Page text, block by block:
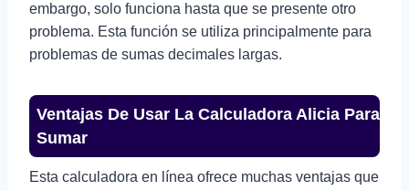
embargo, solo funciona hasta que se presente otro
problema. Esta función se utiliza principalmente para
problemas de sumas decimales largas.
Ventajas De Usar La Calculadora Alicia Para
Sumar
Esta calculadora en línea ofrece muchas ventajas que